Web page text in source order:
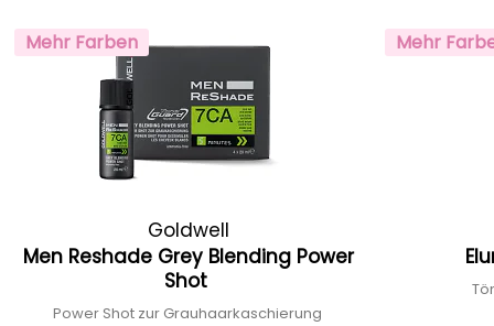
Mehr Farben
Goldwell
Men Reshade Grey Blending Power
Shot
Power Shot zur Grauhaarkaschierung
Mehr